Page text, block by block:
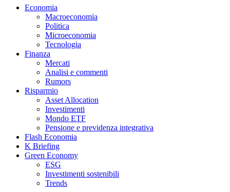
Economia
Macroeconomia
Politica
Microeconomia
Tecnologia
Finanza
Mercati
Analisi e commenti
Rumors
Risparmio
Asset Allocation
Investimenti
Mondo ETF
Pensione e previdenza integrativa
Flash Economia
K Briefing
Green Economy
ESG
Investimenti sostenibili
Trends